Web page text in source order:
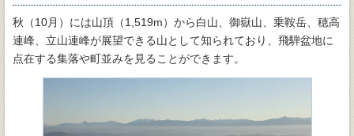
秋（10月）には山頂（1,519m）から白山、御嶽山、乗鞍岳、穂高
連峰、立山連峰が展望できる山として知られており、飛騨盆地に
点在する集落や町並みを見ることができます。